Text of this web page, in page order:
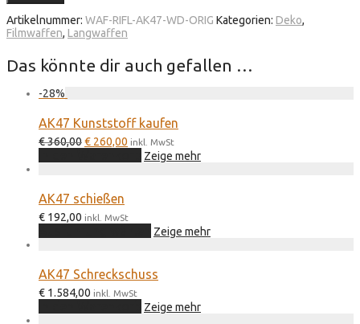
Artikelnummer: WAF-RIFL-AK47-WD-ORIG Kategorien: Deko,
Filmwaffen, Langwaffen
Das könnte dir auch gefallen …
-28%
AK47 Kunststoff kaufen
€360,00Ursprünglicher
war:
€ 260,00 Aktueller
Preis
ist:
inkl. MwSt
Zeige mehr
AK47 schießen
€ 192,00 inkl. MwSt
Dieses
Produkt
Varianten
Die
Zeige mehr
AK47 Schreckschuss
€ 1.584,00 inkl. MwSt
Zeige mehr